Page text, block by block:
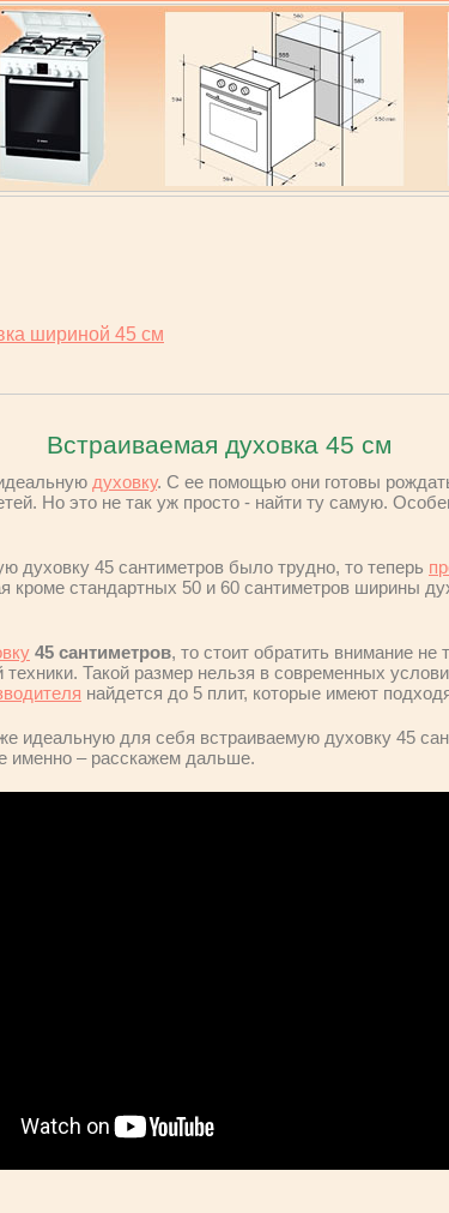
шириной 45 см
Встраиваемая духовка 45 см
духовку. С ее помощью они готовы
Но это не так уж просто - найти ту самую.
духовку 45 сантиметров было трудно, то теперь
кроме стандартных 50 и 60 сантиметров ширины
45 сантиметров, то стоит обратить внимание
техники. Такой размер нельзя в современных
найдется до 5 плит, которые имеют
идеальную для себя встраиваемую духовку 45
именно – расскажем дальше.